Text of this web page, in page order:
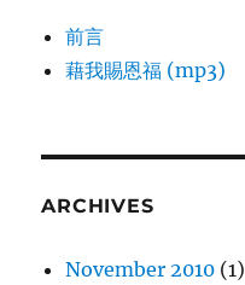
前言
藉我賜恩福 (mp3)
ARCHIVES
November 2010 (1)